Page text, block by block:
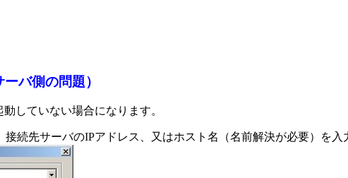
バ側の問題）
していない場合になります。
接続先サーバのIPアドレス、又はホスト名（名前解決が必要）を入